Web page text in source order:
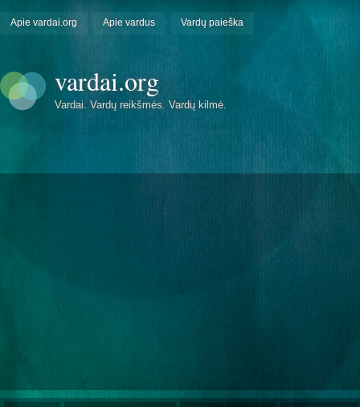
Apie vardai.org Apie vardus Vardų paieška
vardai.org
Vardai. Vardų reikšmės. Vardų kilmė.